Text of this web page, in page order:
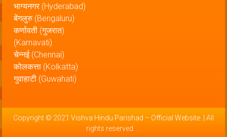
भाग्यनगर (Hyderabad)
बेंगलुरु (Bengaluru)
कर्णावती (गुजरात)
(Karnavati)
चेन्नई (Chennai)
कोलकत्ता (Kolkatta)
गुवाहाटी (Guwahati)
Copyright © 2021 Vishva Hindu Parishad – Official Website . | All
rights reserved.